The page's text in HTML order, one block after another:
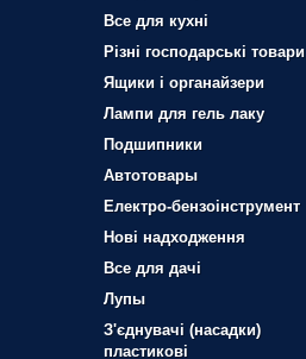
Все для кухні
Різні господарські товари
Ящики і органайзери
Лампи для гель лаку
Подшипники
Автотовары
Електро-бензоінструмент
Нові надходження
Все для дачі
Лупы
З'єднувачі (насадки)
пластикові